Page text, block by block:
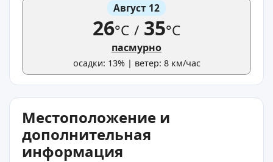
Август 12
26°C / 35°C
пасмурно
осадки: 13% | ветер: 8 км/час
Местоположение и
дополнительная
информация